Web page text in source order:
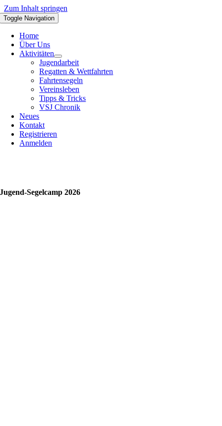
Zum Inhalt springen
Toggle Navigation
Home
Über Uns
Aktivitäten
Jugendarbeit
Regatten & Wettfahrten
Fahrtensegeln
Vereinsleben
Tipps & Tricks
VSJ Chronik
Neues
Kontakt
Registrieren
Anmelden
Jugend-Segelcamp 2026